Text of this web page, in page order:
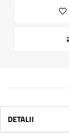
DETALII